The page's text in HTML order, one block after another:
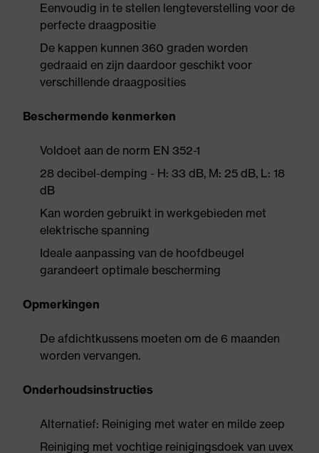
Eenvoudig in te stellen lengteverstelling voor de
perfecte draagpositie
De kappen kunnen 360 graden worden
gedraaid en zijn daardoor geschikt voor
verschillende draagposities
Beschermende kenmerken
Voldoet aan de norm EN 352-1
28 decibel-demping - H: 33 dB, M: 25 dB, L: 18
dB
Kan worden gebruikt in werkgebieden met
elektrische spanning
Ideale aanpassing van de hoofdbeugel
garandeert optimale bescherming
Opmerkingen
De afdichtkussens moeten om de 6 maanden
worden vervangen.
Onderhoudsinstructies
Alternatief: Reiniging met water en milde zeep
Reiniging met vochtige reinigingsdoek van uvex